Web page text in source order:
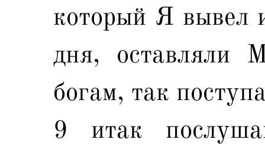
который Я вывел
дня, оставляли
богам, так
9 итак